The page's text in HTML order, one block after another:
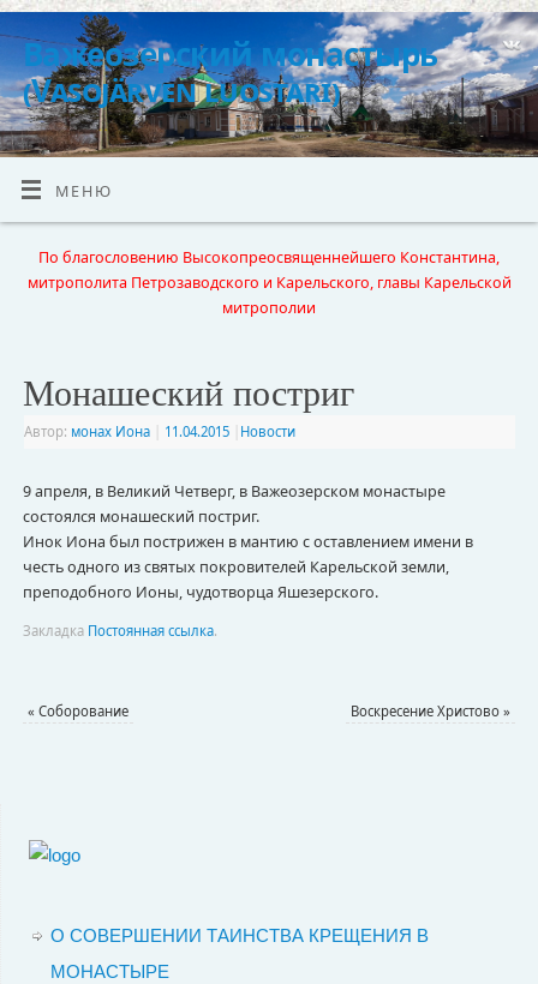
Важеозерский монастырь
(Vasojärven luostari)
МЕНЮ
По благословению Высокопреосвященнейшего Константина,
митрополита Петрозаводского и Карельского, главы Карельской
митрополии
Монашеский постриг
Автор: монах Иона 11.04.2015 Новости
9 апреля, в Великий Четверг, в Важеозерском монастыре
состоялся монашеский постриг.
Инок Иона был пострижен в мантию с оставлением имени в
честь одного из святых покровителей Карельской земли,
преподобного Ионы, чудотворца Яшезерского.
Закладка Постоянная ссылка.
« Соборование Воскресение Христово»
О СОВЕРШЕНИИ ТАИНСТВА КРЕЩЕНИЯ В
МОНАСТЫРЕ